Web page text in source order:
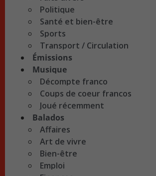
Politique
Santé et bien-être
Sports
Transport / Circulation
Émissions
Musique
Décompte franco
Coups de coeur francos
Joué récemment
Balados
Affaires
Art de vivre
Bien-être
Emploi